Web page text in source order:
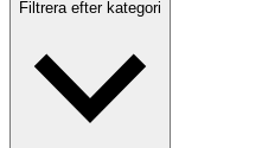
Filtrera efter kategori